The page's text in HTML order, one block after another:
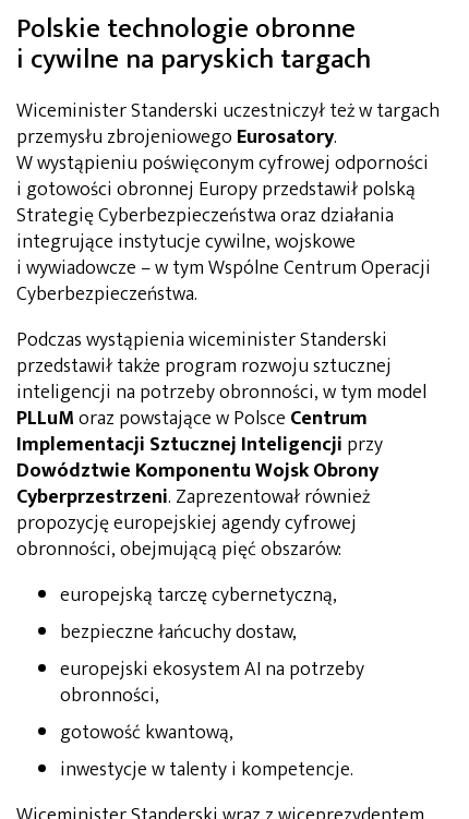
Polskie technologie obronne
i cywilne na paryskich targach
Wiceminister Standerski uczestniczył też w targach
przemysłu zbrojeniowego Eurosatory.
W wystąpieniu poświęconym cyfrowej odporności
i gotowości obronnej Europy przedstawił polską
Strategię Cyberbezpieczeństwa oraz działania
integrujące instytucje cywilne, wojskowe
i wywiadowcze – w tym Wspólne Centrum Operacji
Cyberbezpieczeństwa.
Podczas wystąpienia wiceminister Standerski
przedstawił także program rozwoju sztucznej
inteligencji na potrzeby obronności, w tym model
PLLuMoraz powstające w Polsce Centrum
Implementacji Sztucznej Inteligencji przy
Dowództwie Komponentu Wojsk Obrony
Cyberprzestrzeni. Zaprezentował również
propozycję europejskiej agendy cyfrowej
obronności, obejmującą pięć obszarów:
europejską tarczę cybernetyczną,
bezpieczne łańcuchy dostaw,
europejski ekosystem AI na potrzeby
obronności,
gotowość kwantową,
inwestycje w talenty i kompetencje.